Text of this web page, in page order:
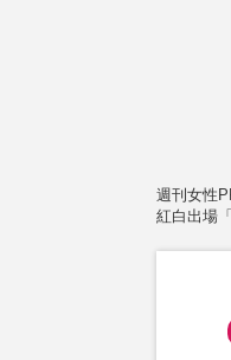
週刊女性
紅白出場